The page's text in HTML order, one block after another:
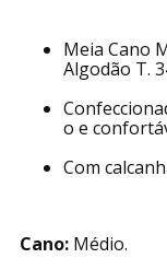
Meia Cano
Algodão T.
o e
Com
Cano: Médio.